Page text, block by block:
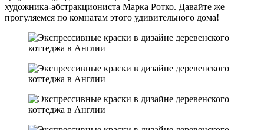
художника-абстракциониста Марка Ротко. Давайте же
прогуляемся по комнатам этого удивительного дома!